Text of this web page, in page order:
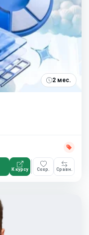
2 мес.
К курсу Сохр. Сравн.